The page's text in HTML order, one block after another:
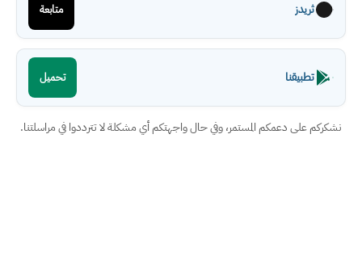
ثريدز متابعة
تطبيقنا تحميل
نشكركم على دعمكم المستمر، وفي حال واجهتكم أي مشكلة لا تترددوا في مراسلتنا.